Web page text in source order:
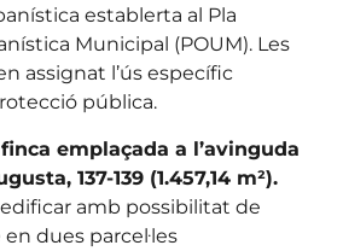
establerta al Pla
Municipal (POUM). Les
assignat l’ús específic
pública.
emplaçada a l’avinguda
137-139 (1.457,14 m²).
edificar amb possibilitat de
dues parcel·les